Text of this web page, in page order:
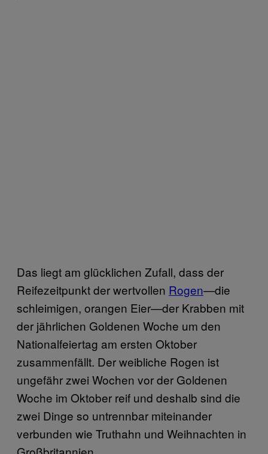
Das liegt am glücklichen Zufall, dass der
Reifezeitpunkt der wertvollen Rogen—die
schleimigen, orangen Eier—der Krabben mit
der jährlichen Goldenen Woche um den
Nationalfeiertag am ersten Oktober
zusammenfällt. Der weibliche Rogen ist
ungefähr zwei Wochen vor der Goldenen
Woche im Oktober reif und deshalb sind die
zwei Dinge so untrennbar miteinander
verbunden wie Truthahn und Weihnachten in